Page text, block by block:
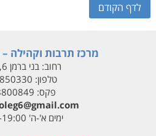
לדף הקודם
מרכז תרבות וקהילה –
רחוב:בני ברמן 6, נתניה
טלפון:
פקס:
ימים א'-ה' 09:00-19:00